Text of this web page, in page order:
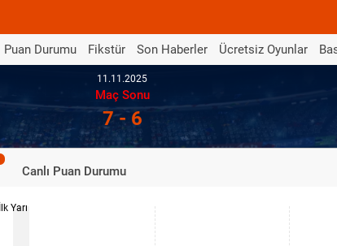
Puan Durumu Fikstür Son Haberler Ücretsiz Oyunlar
11.11.2025
Maç Sonu
7 - 6
Canlı Puan Durumu
İlk Yarı